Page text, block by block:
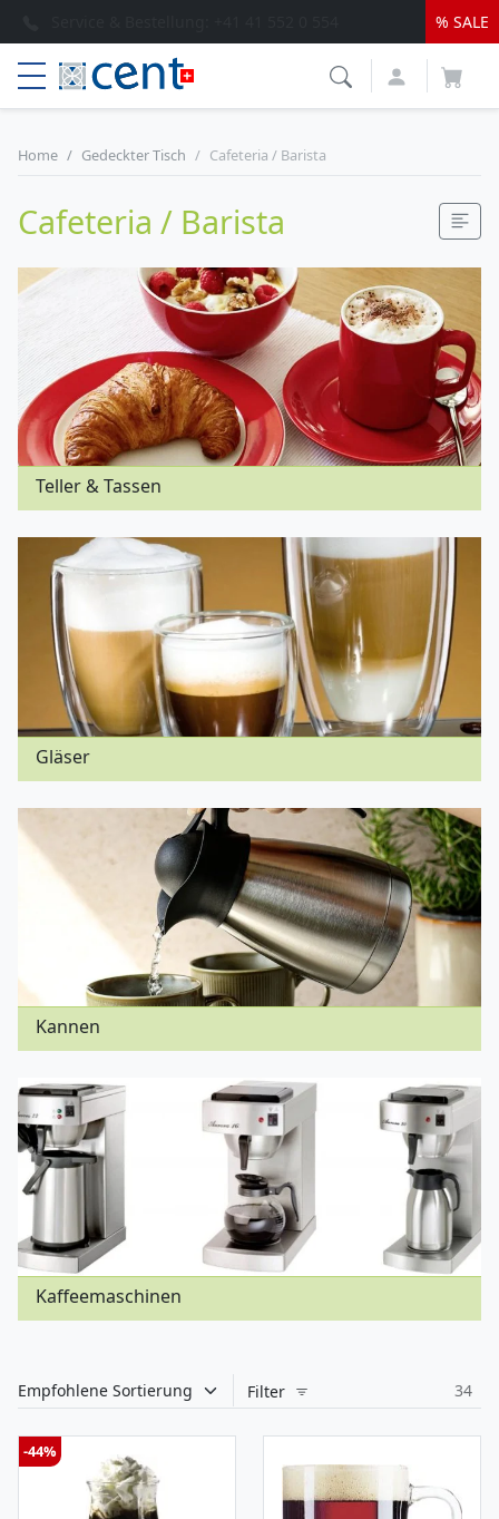
Service & Bestellung: +41 41 552 0 554
% SALE
Home Gedeckter Tisch Cafeteria / Barista
Cafeteria / Barista
Teller & Tassen
Gläser
Kannen
Kaffeemaschinen
Filter 34
-44%